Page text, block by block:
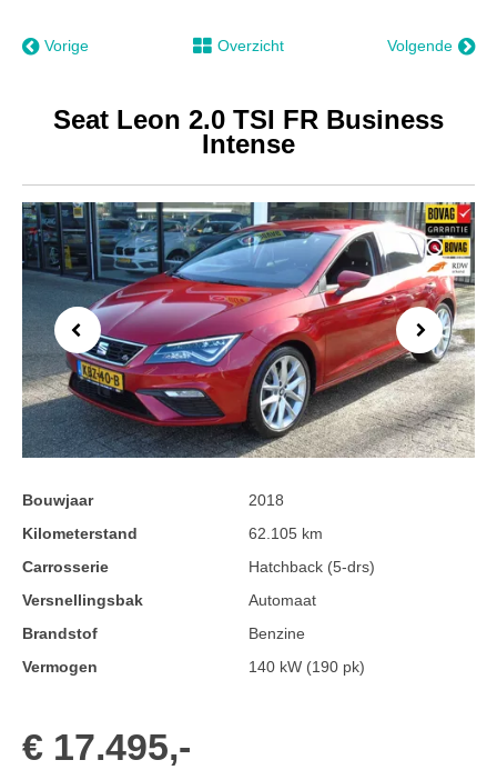
Vorige Overzicht Volgende
Seat Leon 2.0 TSI FR Business
Intense
Previous Next
Bouwjaar
2018
Kilometerstand
62.105 km
Carrosserie
Hatchback (5-drs)
Versnellingsbak
Automaat
Brandstof
Benzine
Vermogen
140 kW (190 pk)
€ 17.495,-